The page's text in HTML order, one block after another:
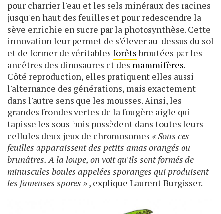
pour charrier l'eau et les sels minéraux des racines
jusqu'en haut des feuilles et pour redescendre la
sève enrichie en sucre par la photosynthèse. Cette
innovation leur permet de s'élever au-dessus du sol
et de former de véritables forêtsbroutées par les
ancêtres des dinosaures et des mammifères.
Côté reproduction, elles pratiquent elles aussi
l'alternance des générations, mais exactement
dans l'autre sens que les mousses. Ainsi, les
grandes frondes vertes de la fougère aigle qui
tapisse les sous-bois possèdent dans toutes leurs
cellules deux jeux de chromosomes « Sous ces
feuilles apparaissent des petits amas orangés ou
brunâtres. A la loupe, on voit qu'ils sont formés de
minuscules boules appelées sporanges qui produisent
les fameuses spores », explique Laurent Burgisser.